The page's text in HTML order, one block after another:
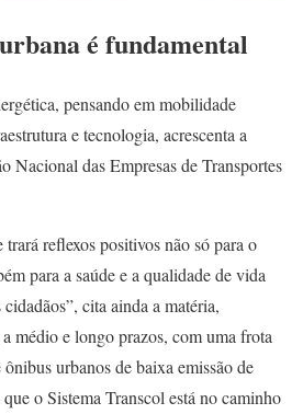
é fundamental
pensando em mobilidade
e tecnologia, acrescenta a
Nacional das Empresas de Transportes
reflexos positivos não só para o
para a saúde e a qualidade de vida
cita ainda a matéria,
médio e longo prazos, com uma frota
urbanos de baixa emissão de
o Sistema Transcol está no caminho